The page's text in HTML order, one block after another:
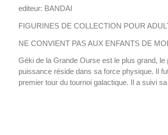
editeur: BANDAI
FIGURINES DE COLLECTION POUR
NE CONVIENT PAS AUX ENFANTS DE
Géki de la Grande Ourse est le plus grand,
puissance réside dans sa force physique. Il
premier tour du tournoi galactique. Il a suivi